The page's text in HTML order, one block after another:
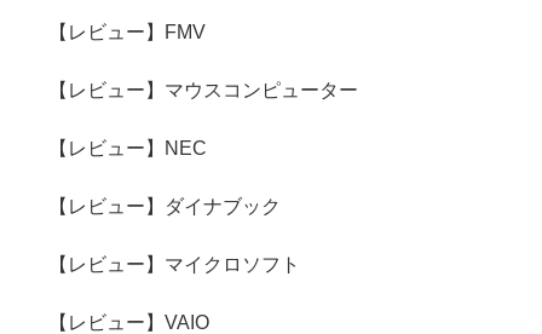
【レビュー】FMV
【レビュー】マウスコンピューター
【レビュー】NEC
【レビュー】ダイナブック
【レビュー】マイクロソフト
【レビュー】VAIO